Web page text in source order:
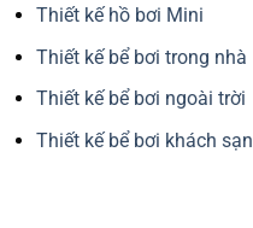
Thiết kế hồ bơi Mini
Thiết kế bể bơi trong nhà
Thiết kế bể bơi ngoài trời
Thiết kế bể bơi khách sạn